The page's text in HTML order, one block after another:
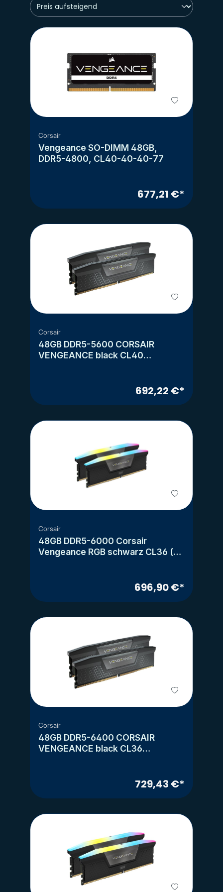
Corsair
Vengeance SO-DIMM 48GB,
DDR5-4800, CL40-40-40-77
677,21 €*
Corsair
48GB DDR5-5600 CORSAIR
VENGEANCE black CL40
692,22 €*
Corsair
48GB DDR5-6000 Corsair
Vengeance RGB schwarz CL36 (2x
696,90 €*
Corsair
48GB DDR5-6400 CORSAIR
VENGEANCE black CL36
729,43 €*